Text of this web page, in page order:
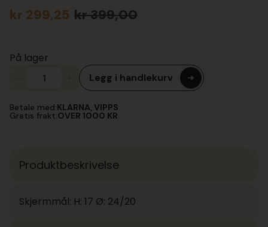
kr399,00
Opprinnelig
kr 399,00.
kr 299,25
Nåværende
kr 299,25.
På lager
Blue
Ø24
Legg i handlekurv
Betale med:KLARNA, VIPPS
Gratis frakt:OVER 1000 KR
Produktbeskrivelse
Skjermmål: H: 17 Ø: 24/20